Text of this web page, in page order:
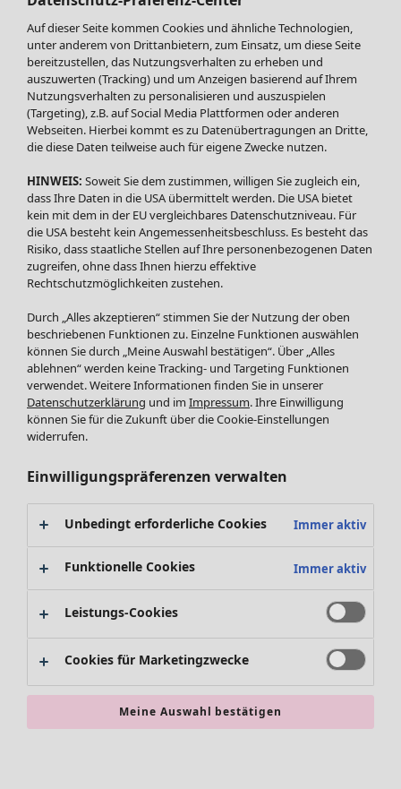
SALE Mode
Alle anzeigen
Kleider
Tuniken
Blusen
Pullover & Shirts
Strickjacken
Hosen
Röcke
Jacken & Mäntel
Leggings /Strumpfhosen
Schuhe
Bademode
Basics
SALE Zuhause
Alle anzeigen
Dekoration
Textilien
Frottee
Sale-Neuheiten
Sale-Schnäppchen
Auf dieser Seite kommen Cookies und ähnliche Technologien,
unter anderem von Drittanbietern, zum Einsatz, um diese Seite
bereitzustellen, das Nutzungsverhalten zu erheben und
auszuwerten (Tracking) und um Anzeigen basierend auf Ihrem
Nutzungsverhalten zu personalisieren und auszuspielen
(Targeting), z.B. auf Social Media Plattformen oder anderen
Webseiten. Hierbei kommt es zu Datenübertragungen an Dritte,
die diese Daten teilweise auch für eigene Zwecke nutzen.
HINWEIS: Soweit Sie dem zustimmen, willigen Sie zugleich ein,
dass Ihre Daten in die USA übermittelt werden. Die USA bietet
kein mit dem in der EU vergleichbares Datenschutzniveau. Für
die USA besteht kein Angemessenheitsbeschluss. Es besteht das
Risiko, dass staatliche Stellen auf Ihre personenbezogenen Daten
zugreifen, ohne dass Ihnen hierzu effektive
Rechtschutzmöglichkeiten zustehen.
Durch „Alles akzeptieren“ stimmen Sie der Nutzung der oben
beschriebenen Funktionen zu. Einzelne Funktionen auswählen
können Sie durch „Meine Auswahl bestätigen“. Über „Alles
ablehnen“ werden keine Tracking- und Targeting Funktionen
verwendet. Weitere Informationen finden Sie in unserer
Datenschutzerklärung und im Impressum. Ihre Einwilligung
können Sie für die Zukunft über die Cookie-Einstellungen
widerrufen.
Einwilligungspräferenzen verwalten
Unbedingt erforderliche Cookies Immer aktiv
Funktionelle Cookies Immer aktiv
Leistungs-Cookies
Cookies für Marketingzwecke
Meine Auswahl bestätigen